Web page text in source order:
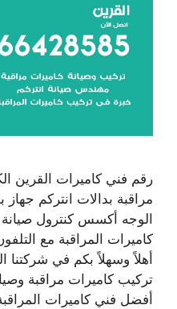
رقم فني كاميرات القرين
مراقبة بدالات انتركم
الوجه أكسس كنترول
كاميرات المراقبة مع
أهلاً وسهلاً بكم في
تركيب كاميرات مراقبة
أفضل فني كاميرات